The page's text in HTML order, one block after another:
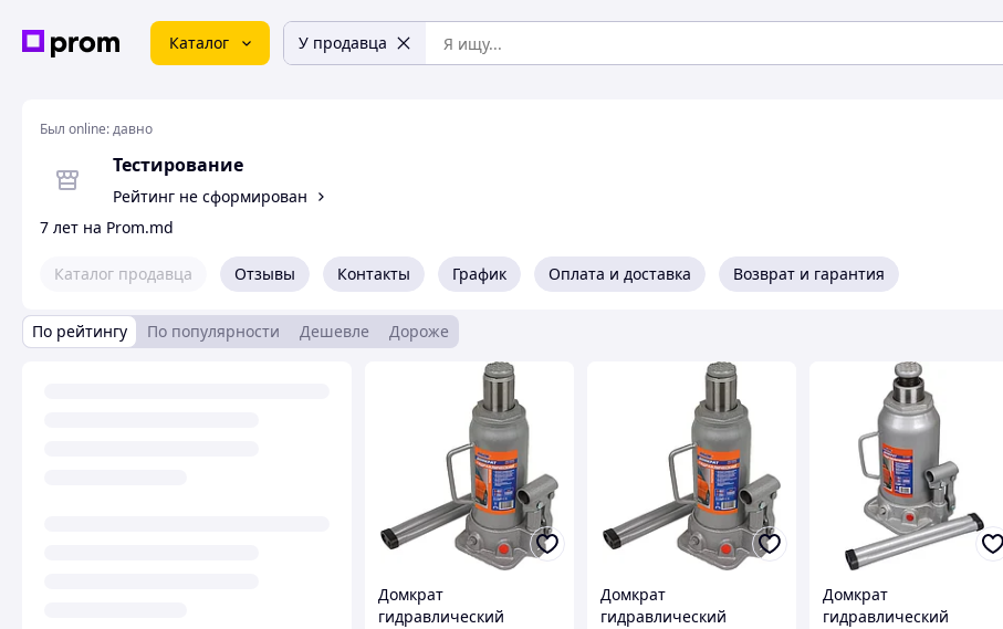
Каталог У продавца
Был online:давно
Тестирование
Рейтинг не сформирован
7 лет на Prom.md
Каталог продавца Отзывы Контакты График Оплата и доставка Возврат и гарантия
По рейтингу По популярности Дешевле Дороже
Домкрат
гидравлический
Домкрат
гидравлический
Домкрат
гидравлический